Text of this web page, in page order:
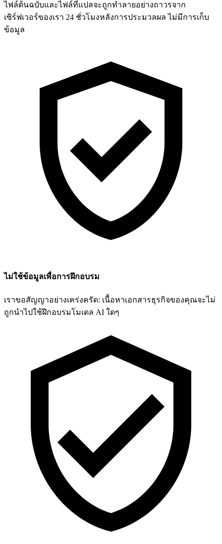
ไฟล์ต้นฉบับและไฟล์ที่แปลจะถูกทำลายอย่างถาวรจาก
เซิร์ฟเวอร์ของเรา 24 ชั่วโมงหลังการประมวลผล ไม่มีการเก็บ
ข้อมูล
ไม่ใช้ข้อมูลเพื่อการฝึกอบรม
เราขอสัญญาอย่างเคร่งครัด: เนื้อหาเอกสารธุรกิจของคุณจะไม่
ถูกนำไปใช้ฝึกอบรมโมเดล AI ใดๆ